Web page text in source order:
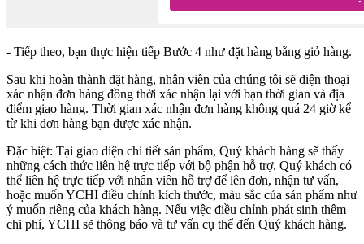
- Tiếp theo, bạn thực hiện tiếp Bước 4 như đặt hàng bằng giỏ hàng.
Sau khi hoàn thành đặt hàng, nhân viên của chúng tôi sẽ điện thoại
xác nhận đơn hàng đồng thời xác nhận lại với bạn thời gian và địa
điểm giao hàng. Thời gian xác nhận đơn hàng không quá 24 giờ kể
từ khi đơn hàng bạn được xác nhận.
Đặc biệt: Tại giao diện chi tiết sản phẩm, Quý khách hàng sẽ thấy
những cách thức liên hệ trực tiếp với bộ phận hỗ trợ. Quý khách có
thể liên hệ trực tiếp với nhân viên hỗ trợ để lên đơn, nhận tư vấn,
hoặc muốn YCHI điều chỉnh kích thước, màu sắc của sản phẩm như
ý muốn riêng của khách hàng. Nếu việc điều chỉnh phát sinh thêm
chi phí, YCHI sẽ thông báo và tư vấn cụ thể đến Quý khách hàng.